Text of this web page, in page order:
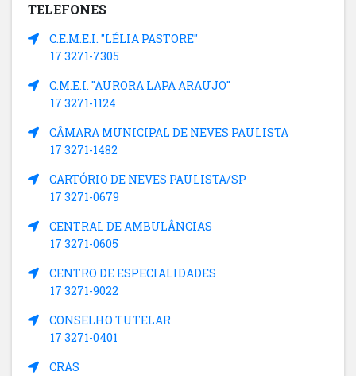
TELEFONES
C.E.M.E.I. "LÉLIA PASTORE"
17 3271-7305
C.M.E.I. "AURORA LAPA ARAUJO"
17 3271-1124
CÂMARA MUNICIPAL DE NEVES PAULISTA
17 3271-1482
CARTÓRIO DE NEVES PAULISTA/SP
17 3271-0679
CENTRAL DE AMBULÂNCIAS
17 3271-0605
CENTRO DE ESPECIALIDADES
17 3271-9022
CONSELHO TUTELAR
17 3271-0401
CRAS